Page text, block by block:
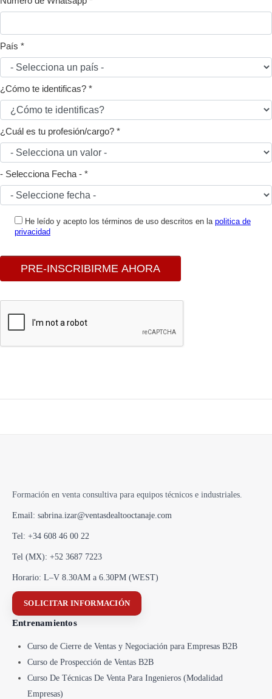
Formación en venta consultiva para equipos técnicos e industriales.
Email: sabrina.izar@ventasdealtooctanaje.com
Tel: +34 608 46 00 22
Tel (MX): +52 3687 7223
Horario: L–V 8.30AM a 6.30PM (WEST)
SOLICITAR INFORMACIÓN
Entrenamientos
Curso de Cierre de Ventas y Negociación para Empresas B2B
Curso de Prospección de Ventas B2B
Curso De Técnicas De Venta Para Ingenieros (Modalidad
Empresas)